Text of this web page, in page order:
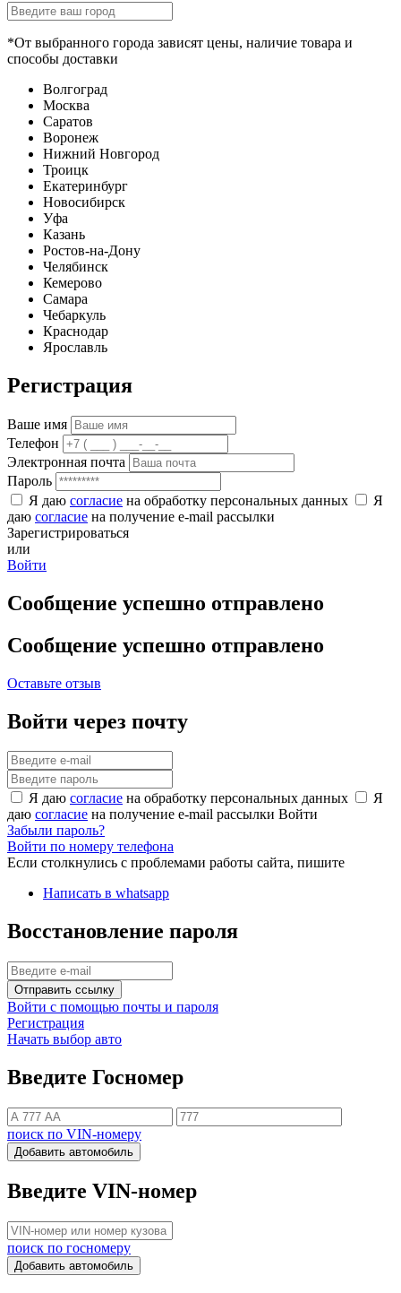
*От выбранного города зависят цены, наличие товара и
способы доставки
Волгоград
Москва
Саратов
Воронеж
Нижний Новгород
Троицк
Екатеринбург
Новосибирск
Уфа
Казань
Ростов-на-Дону
Челябинск
Кемерово
Самара
Чебаркуль
Краснодар
Ярославль
Регистрация
Ваше имя
Телефон
Электронная почта
Пароль
Я даю согласие на обработку персональных данных
Я
даю согласие на получение e-mail рассылки
Зарегистрироваться
или
Войти
Сообщение успешно отправлено
Сообщение успешно отправлено
Оставьте отзыв
Войти через почту
Я даю согласие на обработку персональных данных
Я
даю согласие на получение e-mail рассылки Войти
Забыли пароль?
Войти по номеру телефона
Если столкнулись с проблемами работы сайта, пишите
Написать в whatsapp
Восстановление пароля
Отправить ссылку
Войти с помощью почты и пароля
Регистрация
Начать выбор авто
Введите Госномер
поиск по VIN-номеру
Добавить автомобиль
Введите VIN-номер
поиск по госномеру
Добавить автомобиль